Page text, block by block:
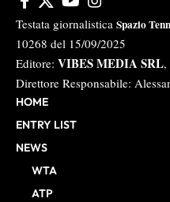
Testata giornalistica Spazio
10268 del 15/09/2025
Editore: VIBES MEDIA SRL,
Direttore Responsabile:
HOME
ENTRY LIST
NEWS
WTA
ATP